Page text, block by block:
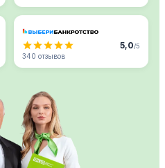
5,0/5
340 отзывов